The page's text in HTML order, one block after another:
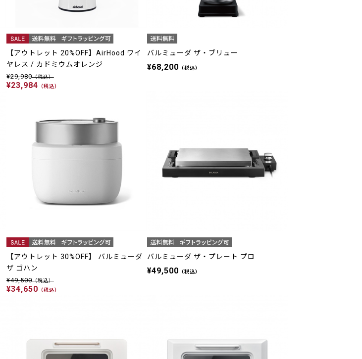
【アウトレット 20%OFF】AirHood ワイ
ヤレス / カドミウムオレンジ
¥29,980（税込）
¥23,984 （税込）
バルミューダ ザ・ブリュー
¥68,200 （税込）
【アウトレット 30%OFF】 バルミューダ
ザ ゴハン
¥49,500（税込）
¥34,650 （税込）
バルミューダ ザ・プレート プロ
¥49,500 （税込）